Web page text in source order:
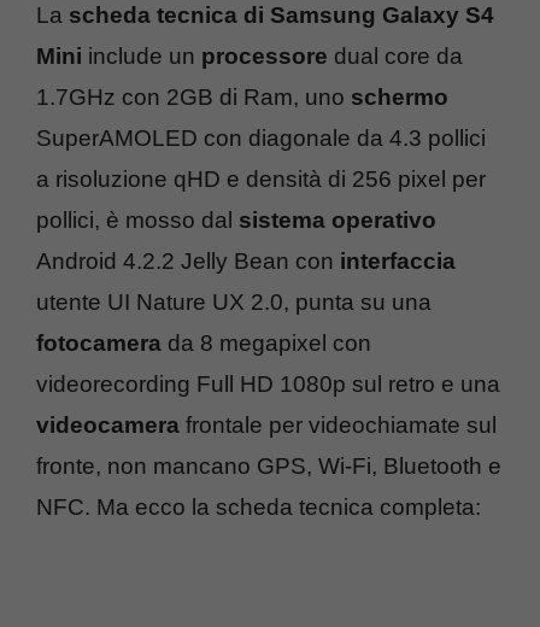
La scheda tecnica di Samsung Galaxy S4
Mini include un processore dual core da
1.7GHz con 2GB di Ram, uno schermo
SuperAMOLED con diagonale da 4.3 pollici
a risoluzione qHD e densità di 256 pixel per
pollici, è mosso dal sistema operativo
Android 4.2.2 Jelly Bean con interfaccia
utente UI Nature UX 2.0, punta su una
fotocamera da 8 megapixel con
videorecording Full HD 1080p sul retro e una
videocamera frontale per videochiamate sul
fronte, non mancano GPS, Wi-Fi, Bluetooth e
NFC. Ma ecco la scheda tecnica completa: